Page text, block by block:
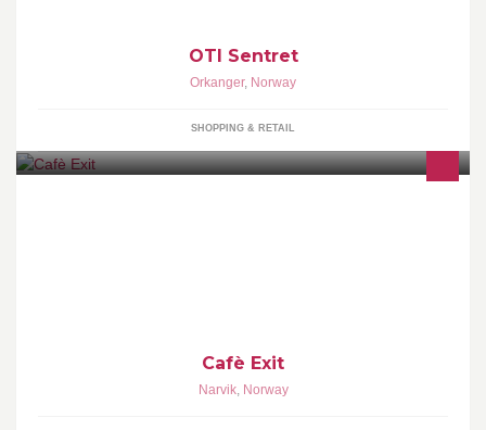
OTI Sentret
Orkanger, Norway
SHOPPING & RETAIL
Cafè Exit
Narvik, Norway